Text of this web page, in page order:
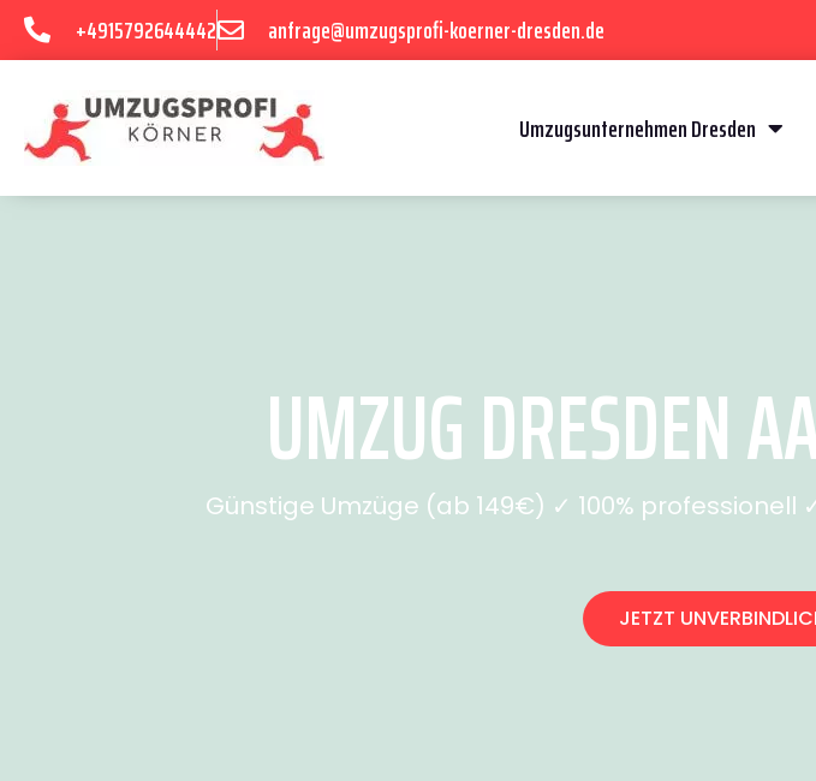
+4915792644442 anfrage@umzugsprofi-koerner-dresden.de
Umzugsunternehmen Dresden
UMZUG DRESDEN
Günstige Umzüge (ab 149€) ✓ 100%
JETZT